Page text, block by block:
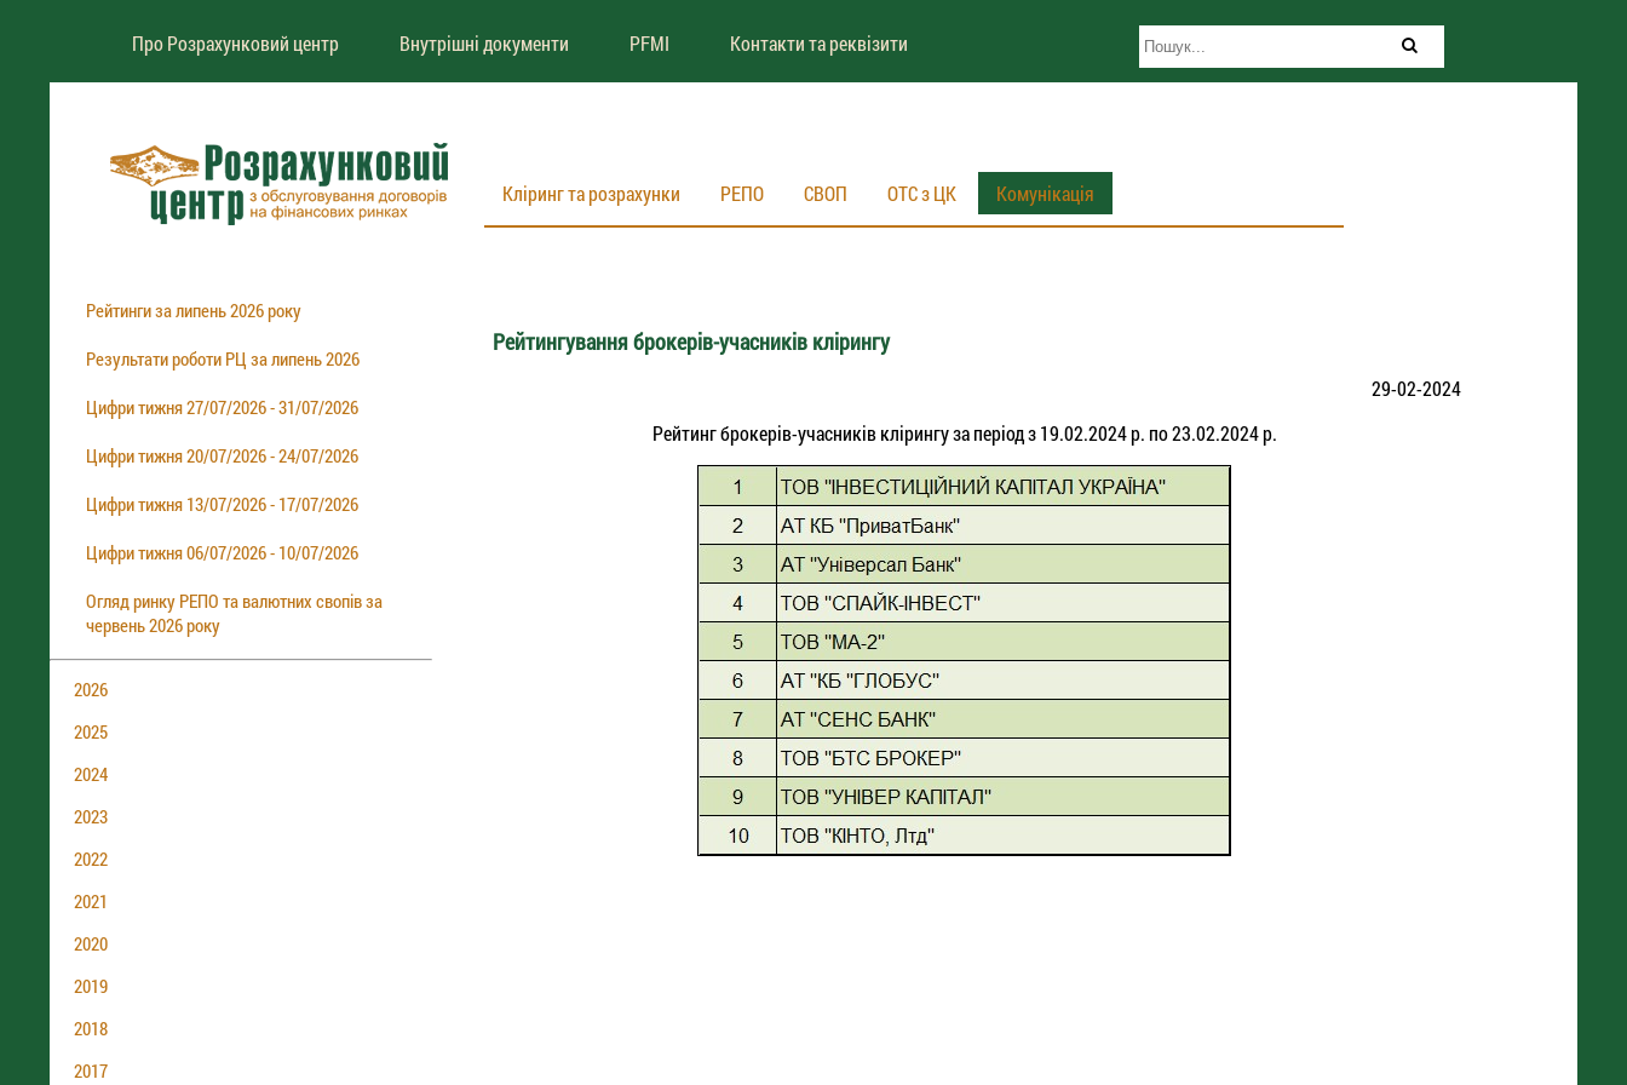
Про Розрахунковий центр Внутрішні документи PFMI Контакти та реквізити
Кліринг та розрахунки РЕПО СВОП ОТС з ЦК Комунікація
Рейтинги за липень 2026 року
Результати роботи РЦ за липень 2026
Цифри тижня 27/07/2026 - 31/07/2026
Цифри тижня 20/07/2026 - 24/07/2026
Цифри тижня 13/07/2026 - 17/07/2026
Цифри тижня 06/07/2026 - 10/07/2026
Огляд ринку РЕПО та валютних свопів за
червень 2026 року
2026
2025
2024
2023
2022
2021
2020
2019
2018
2017
Рейтингування брокерів-учасників клірингу
29-02-2024
Рейтинг брокерів-учасників клірингу за період з 19.02.2024 р. по 23.02.2024 р.